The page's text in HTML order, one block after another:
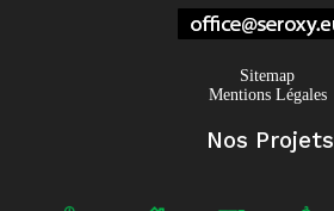
Sitemap
Mentions Légales
Nos Projets